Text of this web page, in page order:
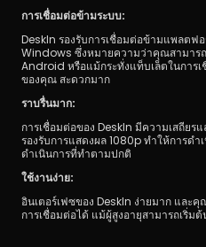
การเชื่อมต่อข้ามระบบ:
DeskIn รองรับการเชื่อมต่อข้ามแพลตฟ
Windows ซึ่งหมายความว่าคุณสามาร
Android หรือแม้กระทั่งแท็บเล็ตในการ
ของคุณ สะดวกมาก
ราบรื่นมาก:
การเชื่อมต่อของ DeskIn มีความเสถียร
รองรับการแสดงผล 1080p ทำให้การดำ
ดำเนินการที่ทำตามปกติ
ใช้งานง่าย:
อินเตอร์เฟซของ DeskIn ง่ายมาก และ
การเชื่อมต่อได้ แม้ผู้สูงอายุสามารถเริ่ม